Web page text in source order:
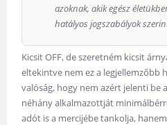
azoknak, akik egész
hatályos jogszabályok
Kicsit OFF, de szeretném kicsit
eltekintve nem ez a legjellemzőbb
valóság, hogy nem azért jelenti be
néhány alkalmazottját
adót is a mercijébe tankolja,